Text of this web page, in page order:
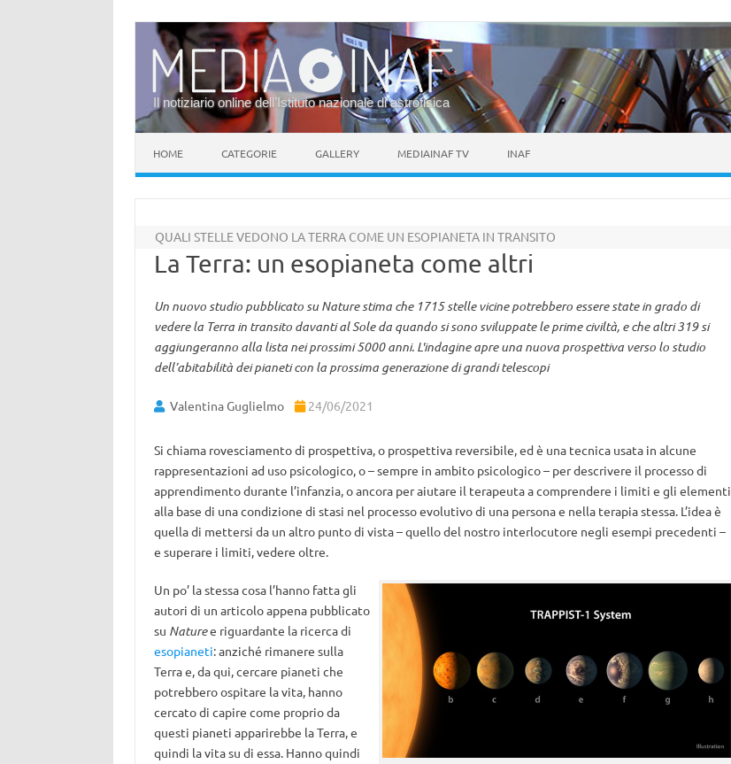
Il notiziario online dell’Istituto nazionale di astrofisica
HOME CATEGORIE GALLERY MEDIAINAF TV INAF
QUALI STELLE VEDONO LA TERRA COME UN ESOPIANETA IN TRANSITO
La Terra: un esopianeta come altri
Un nuovo studio pubblicato su Nature stima che 1715 stelle vicine potrebbero essere state in grado di
vedere la Terra in transito davanti al Sole da quando si sono sviluppate le prime civiltà, e che altri 319 si
aggiungeranno alla lista nei prossimi 5000 anni. L'indagine apre una nuova prospettiva verso lo studio
dell’abitabilità dei pianeti con la prossima generazione di grandi telescopi
Valentina Guglielmo 24/06/2021
Si chiama rovesciamento di prospettiva, o prospettiva reversibile, ed è una tecnica usata in alcune
rappresentazioni ad uso psicologico, o – sempre in ambito psicologico – per descrivere il processo di
apprendimento durante l’infanzia, o ancora per aiutare il terapeuta a comprendere i limiti e gli elementi
alla base di una condizione di stasi nel processo evolutivo di una persona e nella terapia stessa. L’idea è
quella di mettersi da un altro punto di vista – quello del nostro interlocutore negli esempi precedenti –
e superare i limiti, vedere oltre.
Un po’ la stessa cosa l’hanno fatta gli
autori di un articolo appena pubblicato
su Naturee riguardante la ricerca di
esopianeti: anziché rimanere sulla
Terra e, da qui, cercare pianeti che
potrebbero ospitare la vita, hanno
cercato di capire come proprio da
questi pianeti apparirebbe la Terra, e
quindi la vita su di essa. Hanno quindi